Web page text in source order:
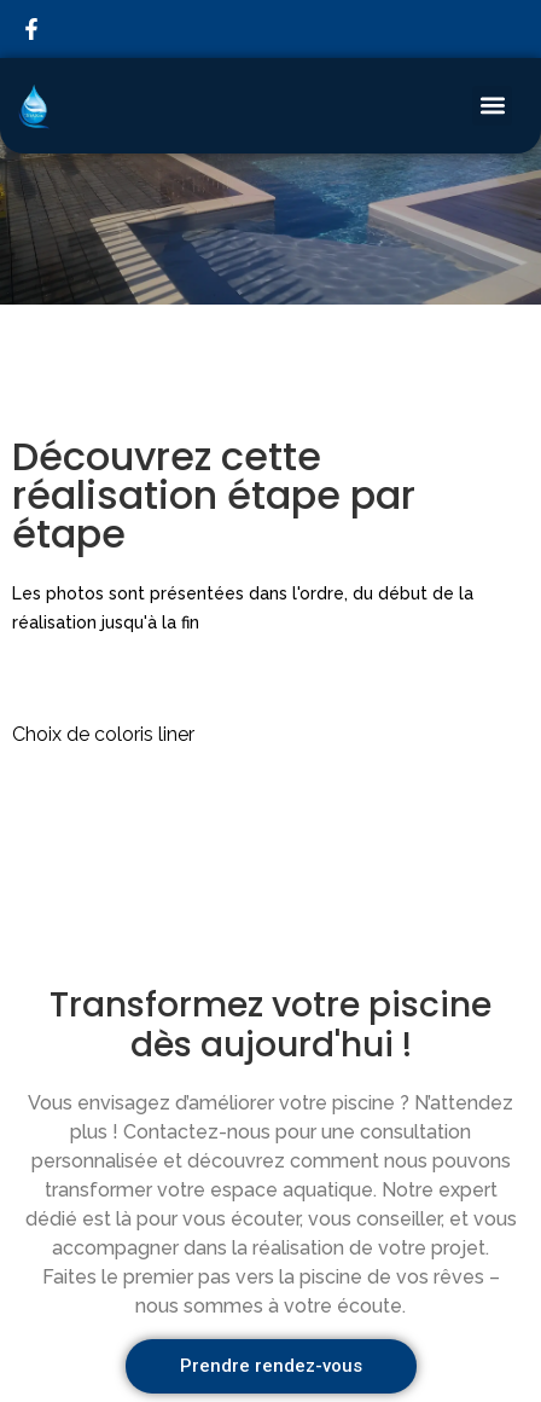
Découvrez cette
réalisation étape par
étape
Les photos sont présentées dans l'ordre, du début de la
réalisation jusqu'à la fin
Choix de coloris liner
Transformez votre piscine
dès aujourd'hui !
Vous envisagez d’améliorer votre piscine ? N’attendez
plus ! Contactez-nous pour une consultation
personnalisée et découvrez comment nous pouvons
transformer votre espace aquatique. Notre expert
dédié est là pour vous écouter, vous conseiller, et vous
accompagner dans la réalisation de votre projet.
Faites le premier pas vers la piscine de vos rêves –
nous sommes à votre écoute.
Prendre rendez-vous